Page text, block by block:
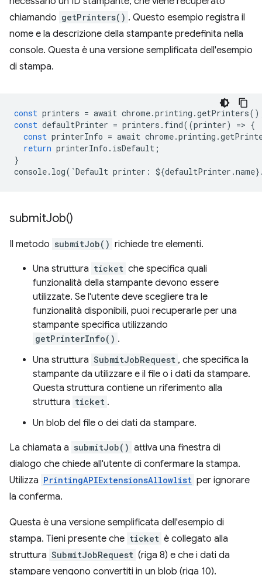
chiamando getPrinters() . Questo esempio registra il
nome e la descrizione della stampante predefinita nella
console. Questa è una versione semplificata dell'esempio
di stampa.
const printers = await chrome.printing .getPrinters
const defaultPrinter = printers . find((printer) => {
const printerInfo = await chrome.printing .
return printerInfo . isDefault ;
}
console. log( `Default printer : ${defaultPrinter .name}
submitJob()
Il metodo submitJob() richiede tre elementi.
Una struttura ticket che specifica quali
funzionalità della stampante devono essere
utilizzate. Se l'utente deve scegliere tra le
funzionalità disponibili, puoi recuperarle per una
stampante specifica utilizzando
getPrinterInfo() .
Una struttura SubmitJobRequest , che specifica la
stampante da utilizzare e il file o i dati da stampare.
Questa struttura contiene un riferimento alla
struttura ticket .
Un blob del file o dei dati da stampare.
La chiamata a submitJob() attiva una finestra di
dialogo che chiede all'utente di confermare la stampa.
Utilizza PrintingAPIExtensionsAllowlist per ignorare
la conferma.
Questa è una versione semplificata dell'esempio di
stampa. Tieni presente che ticket è collegato alla
struttura SubmitJobRequest (riga 8) e che i dati da
stampare vengono convertiti in un blob (riga 10).